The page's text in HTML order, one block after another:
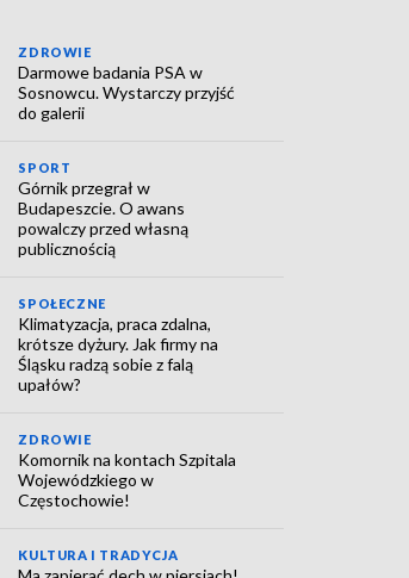
ZDROWIE
Darmowe badania PSA w
Sosnowcu. Wystarczy przyjść
do galerii
SPORT
Górnik przegrał w
Budapeszcie. O awans
powalczy przed własną
publicznością
SPOŁECZNE
Klimatyzacja, praca zdalna,
krótsze dyżury. Jak firmy na
Śląsku radzą sobie z falą
upałów?
ZDROWIE
Komornik na kontach Szpitala
Wojewódzkiego w
Częstochowie!
KULTURA I TRADYCJA